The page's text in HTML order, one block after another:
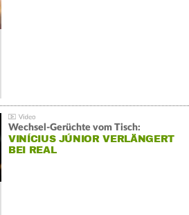
Wechsel-Gerüchte vom Tisch:
VINÍCIUS JÚNIOR VERLÄNGERT
BEI REAL